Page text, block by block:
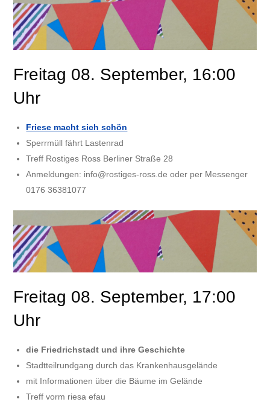
Freitag 08. September, 16:00
Uhr
Friese macht sich schön
Sperrmüll fährt Lastenrad
Treff Rostiges Ross Berliner Straße 28
Anmeldungen: info@rostiges-ross.de oder per Messenger
0176 36381077
Freitag 08. September, 17:00
Uhr
die Friedrichstadt und ihre Geschichte
Stadtteilrundgang durch das Krankenhausgelände
mit Informationen über die Bäume im Gelände
Treff vorm riesa efau